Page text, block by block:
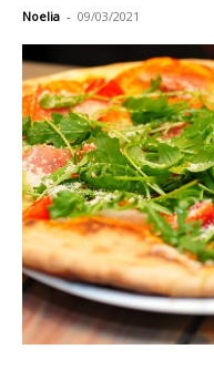
Noelia - 09/03/2021